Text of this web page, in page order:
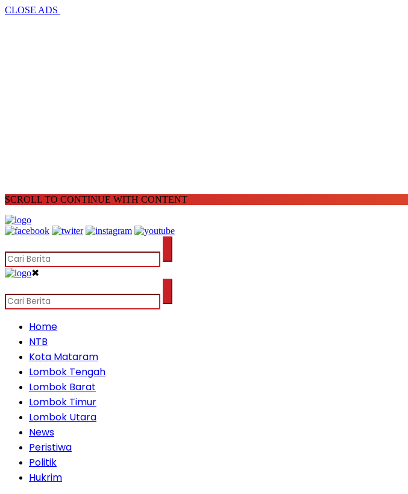
CLOSE ADS
SCROLL TO CONTINUE WITH CONTENT
✖
Home
NTB
Kota Mataram
Lombok Tengah
Lombok Barat
Lombok Timur
Lombok Utara
News
Peristiwa
Politik
Hukrim